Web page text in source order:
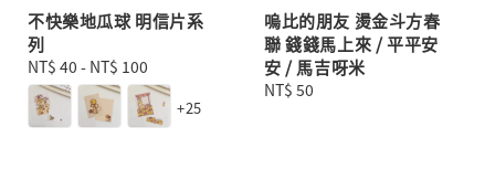
不快樂地瓜球 明信片系
列
Regular
price
NT$ 40 - NT$ 100
+25
嗚比的朋友 燙金斗方春
聯 錢錢馬上來 / 平平安
安 / 馬吉呀米
Regular
NT$ 50